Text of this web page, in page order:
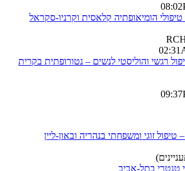
טיפולי הומיאופתיה קלאסית וקרניו-סקראל
רגשי והוליסטי לנשים – נטורופתית בקרית
זוגי ומשפחתי בנהריה ובאון-ליין
טנטרי בתל-אביב